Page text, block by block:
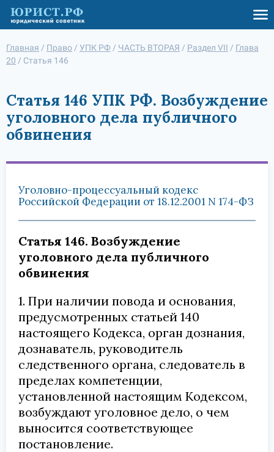
Главная / Право / УПК РФ / ЧАСТЬ ВТОРАЯ / Раздел VII / Глава
20 / Статья 146
Статья 146 УПК РФ. Возбуждение
уголовного дела публичного
обвинения
Уголовно-процессуальный кодекс
Российской Федерации от 18.12.2001 N 174-ФЗ
Статья 146. Возбуждение
уголовного дела публичного
обвинения
1. При наличии повода и основания,
предусмотренных статьей 140
настоящего Кодекса, орган дознания,
дознаватель, руководитель
следственного органа, следователь в
пределах компетенции,
установленной настоящим Кодексом,
возбуждают уголовное дело, о чем
выносится соответствующее
постановление.